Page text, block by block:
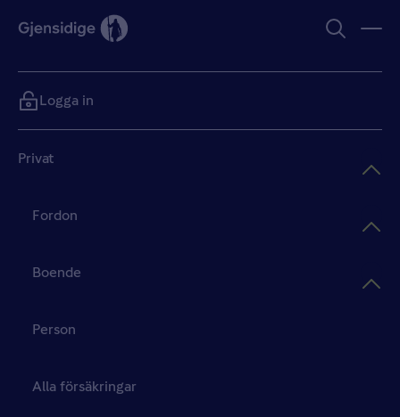
Privat
Fordon
Boende
Person
Alla försäkringar
Logga in